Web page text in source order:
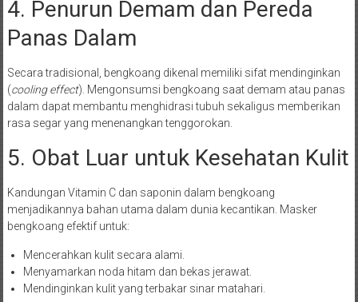
4. Penurun Demam dan Pereda
Panas Dalam
Secara tradisional, bengkoang dikenal memiliki sifat mendinginkan
(cooling effect). Mengonsumsi bengkoang saat demam atau panas
dalam dapat membantu menghidrasi tubuh sekaligus memberikan
rasa segar yang menenangkan tenggorokan.
5. Obat Luar untuk Kesehatan Kulit
Kandungan Vitamin C dan saponin dalam bengkoang
menjadikannya bahan utama dalam dunia kecantikan. Masker
bengkoang efektif untuk:
Mencerahkan kulit secara alami.
Menyamarkan noda hitam dan bekas jerawat.
Mendinginkan kulit yang terbakar sinar matahari.